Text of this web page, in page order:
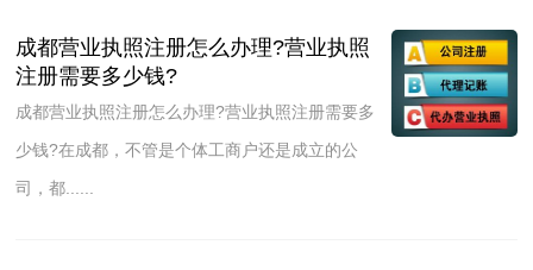
成都营业执照注册怎么办理?营业执照
注册需要多少钱?
成都营业执照注册怎么办理?营业执照注册需要多
少钱?在成都，不管是个体工商户还是成立的公
司，都......